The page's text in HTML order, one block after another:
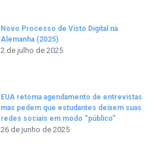
Novo Processo de Visto Digital na
Alemanha (2025)
2 de julho de 2025
EUA retoma agendamento de entrevistas
mas pedem que estudantes deixem suas
redes sociais em modo “público”
26 de junho de 2025